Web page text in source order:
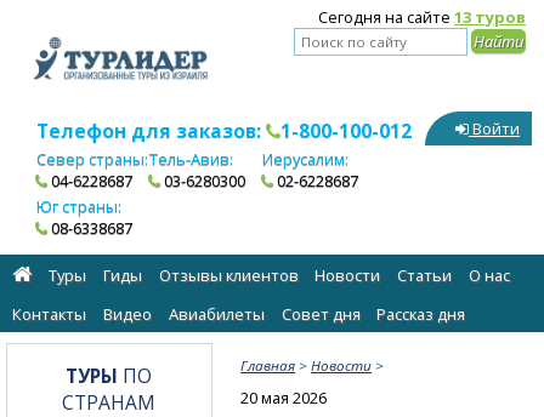
Сегодня на сайте 13 туров
Телефон для заказов: 1-800-100-012
Север страны:
04-6228687
Тель-Авив:
03-6280300
Иерусалим:
02-6228687
Юг страны:
08-6338687
Войти
Туры Гиды Отзывы клиентов Новости Статьи
О нас
Контакты
Видео Авиабилеты Cовет дня Рассказ дня
Главная >Новости >
20 мая 2026
ТУРЫ ПО
СТРАНАМ